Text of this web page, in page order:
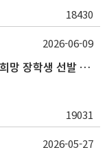
18430
★기한연장★2026-2학기 롯데장학재단 희망 장학생 선발 안내(~6/15
19031
2026-06-09
2026-05-27